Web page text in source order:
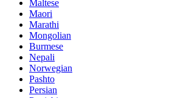
Maltese
Maori
Marathi
Mongolian
Burmese
Nepali
Norwegian
Pashto
Persian